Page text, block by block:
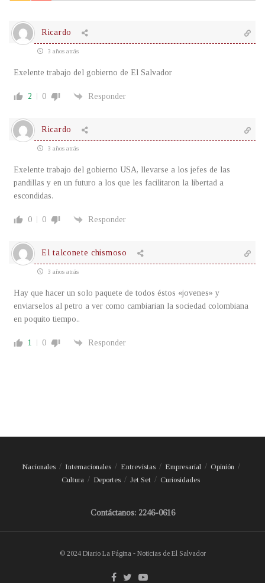
Ricardo
3 años atrás
Exelente trabajo del gobierno de El Salvador
2 0 Responder
Ricardo
3 años atrás
Exelente trabajo del gobierno USA, llevarse a los jefes de las
pandillas y en un futuro a los que les facilitaron la libertad a
escondidas.
0 0 Responder
El talconete chismoso
3 años atrás
Hay que hacer un solo paquete de todos éstos «jovenes» y
enviarselos al petro a ver como cambiarian la sociedad colombiana
en poquito tiempo..
1 0 Responder
Nacionales Internacionales Entrevistas Empresarial
Opinión
Cultura
Deportes Jet Set Curiosidades
Contáctanos: 2246-0616
© 2024 Diario La Página - Noticias de El Salvador